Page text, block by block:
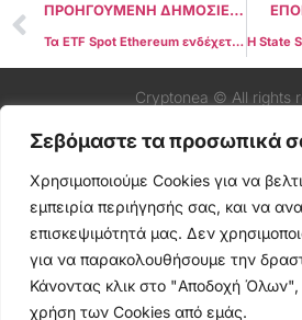
Σεβόμαστε τα προσωπικά
Χρησιμοποιούμε Cookies για να
εμπειρία περιήγησής σας, και να
επισκεψιμότητά μας. Δεν
για να παρακολουθήσουμε την
Κάνοντας κλικ στο "Αποδοχή Όλων",
χρήση των Cookies από εμάς.
ΠΡΟΗΓΟΥΜΕΝΗ ΔΗΜΟΣΙΕΥΣΗ
Τα ETF Spot Ethereum ενδέχεται να συγκεντρώσουν 15 δισεκατομμύρια δολάρια σε επενδύσεις έως το 2025, προβλέπει ο Bitwise CIO
Cryptonea © All rights